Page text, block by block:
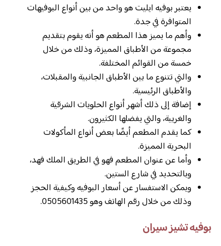
يعتبر بوفيه ايليت هو واحد من بين أنواع البوفيهات
المتوافرة في جدة.
وأهم ما يميز هذا المطعم هو أنه يقوم بتقديم
مجموعة من الأطباق المميزة، وذلك من خلال
خمسة من القوائم المختلفة.
والتي تتنوع ما بين الأطباق الجانبية والمقبلات،
والأطباق الرئيسية.
إضافة إلى ذلك أشهر أنواع الحلويات الشرقية
والغربية، والتي يفضلها الكثيرون.
كما يقدم المطعم أيضًا بعض أنواع المأكولات
البحرية المميزة.
وأما عن عنوان المطعم فهو في الطريق الملك فهد،
وبالتحديد في شارع الستين.
ويمكن الاستفسار عن أسعار البوفيه وكيفية الحجز
وذلك من خلال رقم الهاتف وهو 0505601435.
بوفيه تشيز سيران